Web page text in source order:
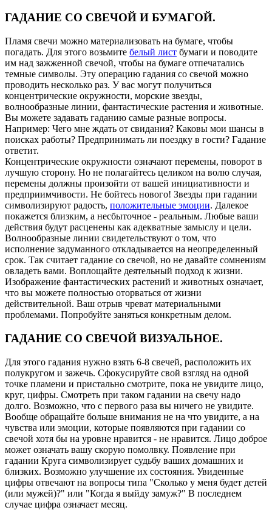
ГАДАНИЕ СО СВЕЧОЙ И БУМАГОЙ.
Пламя свечи можно материализовать на бумаге, чтобы
погадать. Для этого возьмите белый лист бумаги и поводите
им над зажженной свечой, чтобы на бумаге отпечатались
темные символы. Эту операцию гадания со свечой можно
проводить несколько раз. У вас могут получиться
концентрические окружности, морские звезды,
волнообразные линии, фантастические растения и животные.
Вы можете задавать гаданию самые разные вопросы.
Например: Чего мне ждать от свидания? Каковы мои шансы в
поисках работы? Предпринимать ли поездку в гости? Гадание
ответит.
Концентрические окружности означают перемены, поворот в
лучшую сторону. Но не полагайтесь целиком на волю случая,
перемены должны произойти от вашей инициативности и
предприимчивости. Не бойтесь нового! Звезды при гадании
символизируют радость, положительные эмоции. Далекое
покажется близким, а несбыточное - реальным. Любые ваши
действия будут расценены как адекватные замыслу и цели.
Волнообразные линии свидетельствуют о том, что
исполнение задуманного откладывается на неопределенный
срок. Так считает гадание со свечой, но не давайте сомнениям
овладеть вами. Воплощайте деятельный подход к жизни.
Изображение фантастических растений и животных означает,
что вы можете полностью оторваться от жизни
действительной. Ваш отрыв чреват материальными
проблемами. Попробуйте заняться конкретным делом.
ГАДАНИЕ СО СВЕЧОЙ ВИЗУАЛЬНОЕ.
Для этого гадания нужно взять 6-8 свечей, расположить их
полукругом и зажечь. Сфокусируйте свой взгляд на одной
точке пламени и пристально смотрите, пока не увидите лицо,
круг, цифры. Смотреть при таком гадании на свечу надо
долго. Возможно, что с первого раза вы ничего не увидите.
Вообще обращайте больше внимания не на что увидите, а на
чувства или эмоции, которые появляются при гадании со
свечой хотя бы на уровне нравится - не нравится. Лицо доброе
может означать вашу скорую помолвку. Появление при
гадании Круга символизирует судьбу ваших домашних и
близких. Возможно улучшение их состояния. Увиденные
цифры отвечают на вопросы типа "Сколько у меня будет детей
(или мужей)?" или "Когда я выйду замуж?" В последнем
случае цифра означает месяц.